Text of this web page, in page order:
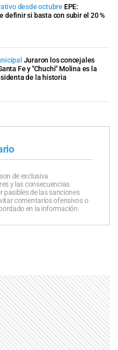
desde octubre EPE:
definir si basta con subir el 20 %
Juraron los concejales
Fe y "Chuchi" Molina es la
de la historia
de exclusiva
y las consecuencias
pasibles de las sanciones
comentarios ofensivos o
en la información.